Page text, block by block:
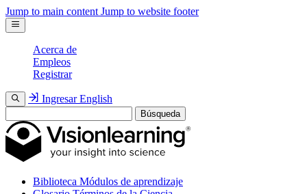
Jump to main content Jump to website footer
Acerca de
Empleos
Registrar
Ingresar English
Búsqueda
Biblioteca Módulos de aprendizaje